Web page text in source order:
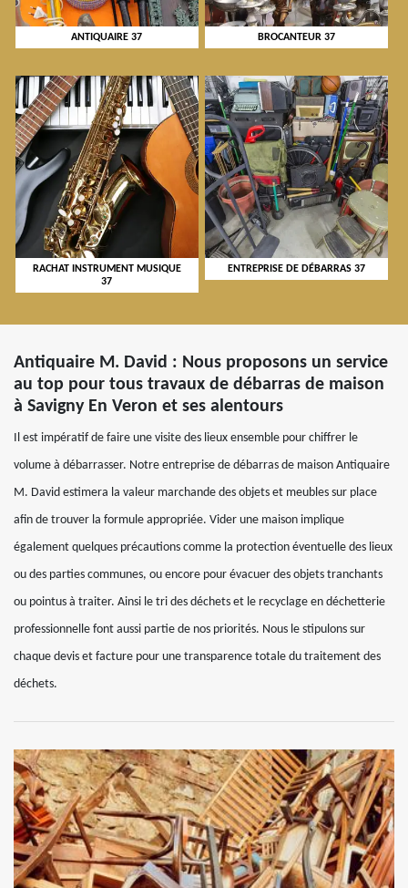
ANTIQUAIRE 37 BROCANTEUR 37
RACHAT INSTRUMENT MUSIQUE
37
ENTREPRISE DE DÉBARRAS 37
Antiquaire M. David : Nous proposons un service
au top pour tous travaux de débarras de maison
à Savigny En Veron et ses alentours
Il est impératif de faire une visite des lieux ensemble pour chiffrer le
volume à débarrasser. Notre entreprise de débarras de maison Antiquaire
M. David estimera la valeur marchande des objets et meubles sur place
afin de trouver la formule appropriée. Vider une maison implique
également quelques précautions comme la protection éventuelle des lieux
ou des parties communes, ou encore pour évacuer des objets tranchants
ou pointus à traiter. Ainsi le tri des déchets et le recyclage en déchetterie
professionnelle font aussi partie de nos priorités. Nous le stipulons sur
chaque devis et facture pour une transparence totale du traitement des
déchets.